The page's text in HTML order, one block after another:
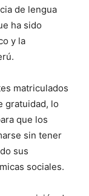
de lengua
ha sido
y la
matriculados
gratuidad, lo
que los
sin tener
sus
sociales.